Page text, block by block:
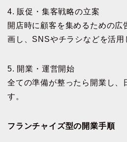
4. 販促・集客戦略の立案
開店時に顧客を集めるための広
画し、SNSやチラシなどを活用
5. 開業・運営開始
全ての準備が整ったら開業し、
す。
フランチャイズ型の開業手順